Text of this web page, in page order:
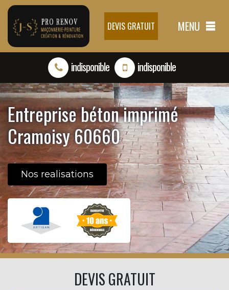
DEVIS GRATUIT MENU
indisponible indisponible
Entreprise béton imprimé
Cramoisy 60660
Nos realisations
DEVIS GRATUIT